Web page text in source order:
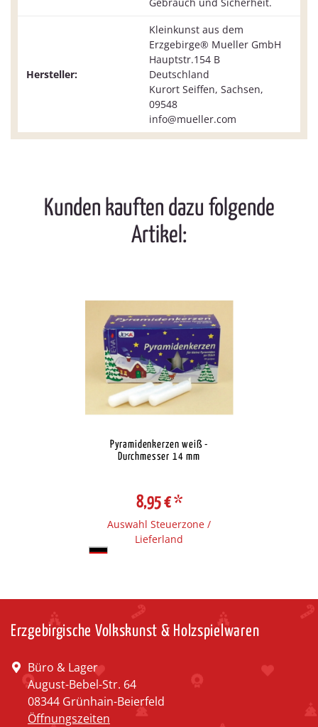
Hersteller:
Kleinkunst aus dem
Erzgebirge® Mueller GmbH
Hauptstr.154 B
Deutschland
Kurort Seiffen, Sachsen,
09548
info@mueller.com
Kunden kauften dazu folgende
Artikel:
Pyramidenkerzen weiß -
Durchmesser 14 mm
8,95 €*
Auswahl Steuerzone /
Lieferland
Erzgebirgische Volkskunst & Holzspielwaren
Büro & Lager
August-Bebel-Str. 64
08344 Grünhain-Beierfeld
Öffnungszeiten